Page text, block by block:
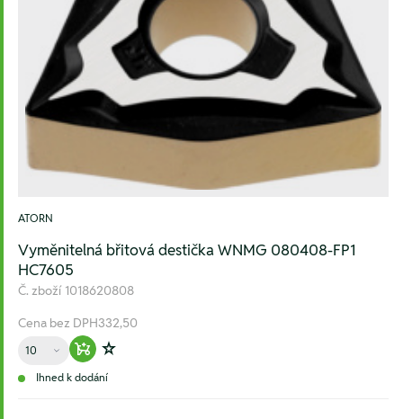
ATORN
Vyměnitelná břitová destička WNMG 080408-FP1
HC7605
Č. zboží 1018620808
Cena bez DPH332,50
Množství
Warenkorb hinzufügen
Zur Wunschliste hinzufügen
Ihned k dodání